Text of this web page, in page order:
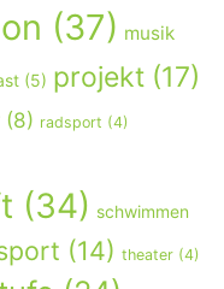
(37) musik
(5) projekt (17)
(8) radsport (4)
(34) schwimmen
(14) theater (4)